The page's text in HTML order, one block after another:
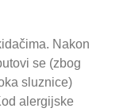
Nakon
se (zbog
sluznice)
alergijske